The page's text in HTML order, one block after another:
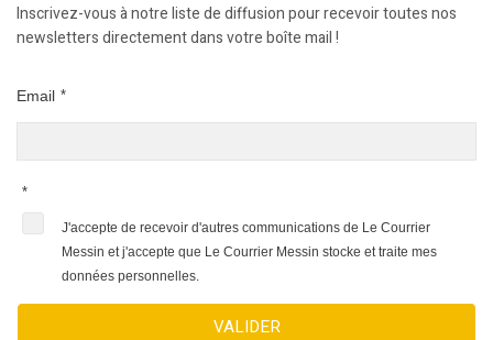
Inscrivez-vous à notre liste de diffusion pour recevoir toutes nos
newsletters directement dans votre boîte mail !
Email *
*
J'accepte de recevoir d'autres communications de Le Courrier
Messin et j'accepte que Le Courrier Messin stocke et traite mes
données personnelles.
VALIDER